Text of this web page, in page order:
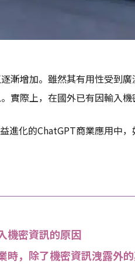
漸增加。雖然其有用性受到
實際上，在國外已有因輸入
進化的ChatGPT商業應用中
機密資訊的原因
時，除了機密資訊洩露外